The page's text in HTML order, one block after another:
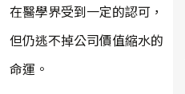
在醫學界受到一定的認可，
但仍逃不掉公司價值縮水的
命運。